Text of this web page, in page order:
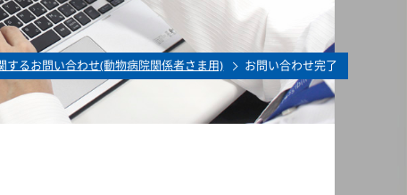
するお問い合わせ(動物病院関係者さま用) お問い合わせ完了